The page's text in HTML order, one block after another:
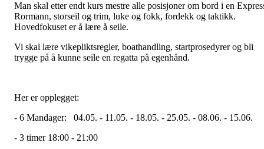
Man skal etter endt kurs mestre alle posisjoner om bord i en
Rormann, storseil og trim, luke og fokk, fordekk og taktikk.
Hovedfokuset er å lære å seile.
Vi skal lære vikepliktsregler, boathandling, startprosedyrer og bli
trygge på å kunne seile en regatta på egenhånd.
Her er opplegget:
- 6 Mandager: 04.05. - 11.05. - 18.05. - 25.05. - 08.06. - 15.06.
- 3 timer 18:00 - 21:00